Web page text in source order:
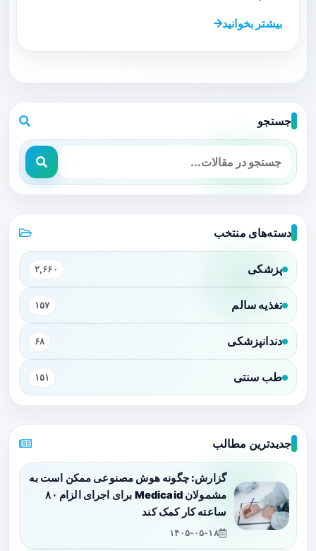
بیشتر بخوانید
جستجو
دسته‌های منتخب
پزشکی ۲,۶۶۰
تغذیه سالم ۱۵۷
دندانپزشکی ۶۸
طب سنتی ۱۵۱
جدیدترین مطالب
گزارش: چگونه هوش مصنوعی ممکن است به
مشمولان Medicaid برای اجرای الزام ۸۰
ساعته کار کمک کند
۱۴۰۵-۰۵-۱۸